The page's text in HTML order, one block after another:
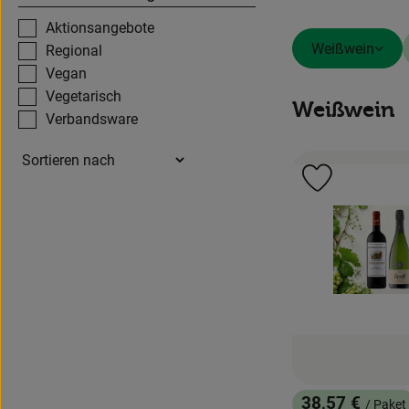
Aktionsangebote
Regional
Vegan
Vegetarisch
Verbandsware
Weißwein
Weißwein
38,57 € / Paket